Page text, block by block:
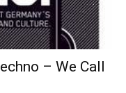
– We Call